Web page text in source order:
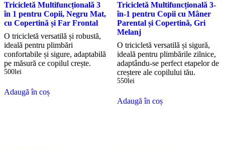
Tricicletă Multifuncțională 3
în 1 pentru Copii, Negru Mat,
cu Copertină și Far Frontal
O tricicletă versatilă și robustă,
ideală pentru plimbări
confortabile și sigure, adaptabilă
pe măsură ce copilul crește.
500lei
Adaugă în coș
Tricicletă Multifuncțională 3-
în-1 pentru Copii cu Mâner
Parental și Copertină, Gri
Melanj
O tricicletă versatilă și sigură,
ideală pentru plimbările zilnice,
adaptându-se perfect etapelor de
creștere ale copilului tău.
550lei
Adaugă în coș